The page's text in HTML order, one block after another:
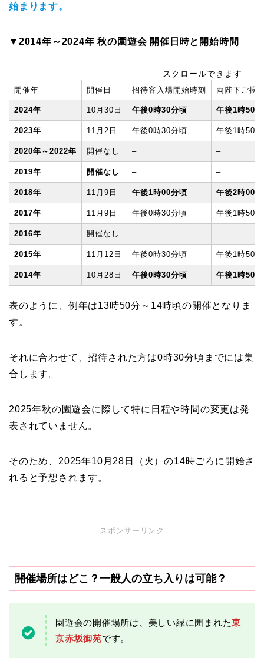
始まります。
▼2014年～2024年 秋の園遊会 開催日時と開始時間
スクロールできます
開催年
開催日 招待客入場開始時刻 両陛下ご挨
2024年 10月30日 午後0時30分頃 午後1時50
2023年 11月2日 午後0時30分頃 午後1時50
2020年～2022年 開催なし – –
2019年 開催なし – –
2018年 11月9日 午後1時00分頃 午後2時00
2017年 11月9日 午後0時30分頃 午後1時50
2016年 開催なし – –
2015年 11月12日 午後0時30分頃 午後1時50
2014年 10月28日 午後0時30分頃 午後1時50
表のように、例年は13時50分～14時頃の開催となりま
す。
それに合わせて、招待された方は0時30分頃までには集
合します。
2025年秋の園遊会に際して特に日程や時間の変更は発
表されていません。
そのため、2025年10月28日（火）の14時ごろに開始さ
れると予想されます。
スポンサーリンク
開催場所はどこ？一般人の立ち入りは可能？
園遊会の開催場所は、美しい緑に囲まれた東
京赤坂御苑です。